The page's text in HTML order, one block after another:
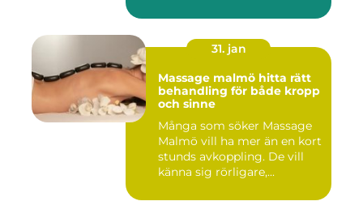
31. jan
Massage malmö hitta rätt
behandling för både kropp
och sinne
Många som söker Massage
Malmö vill ha mer än en kort
stunds avkoppling. De vill
känna sig rörligare,...